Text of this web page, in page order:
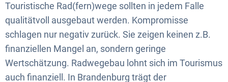
Touristische Rad(fern)wege sollten in jedem Falle
qualitätvoll ausgebaut werden. Kompromisse
schlagen nur negativ zurück. Sie zeigen keinen z.B.
finanziellen Mangel an, sondern geringe
Wertschätzung. Radwegebau lohnt sich im Tourismus
auch finanziell. In Brandenburg trägt der